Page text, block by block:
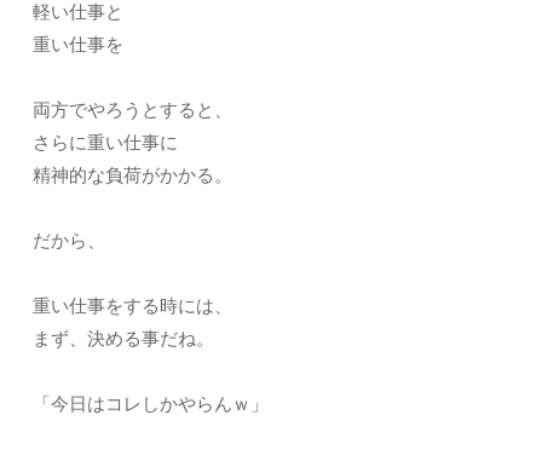
軽い仕事と
重い仕事を
両方でやろうとすると、
さらに重い仕事に
精神的な負荷がかかる。
だから、
重い仕事をする時には、
まず、決める事だね。
「今日はコレしかやらんｗ」